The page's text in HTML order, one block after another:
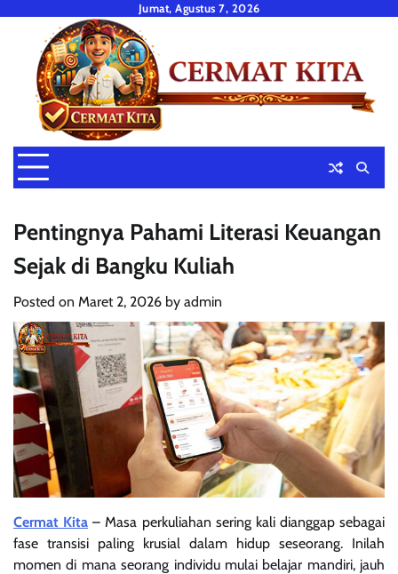
content
Jumat, Agustus 7, 2026
Pentingnya Pahami Literasi Keuangan
Sejak di Bangku Kuliah
Posted on Maret 2, 2026 by admin
Cermat Kita – Masa perkuliahan sering kali dianggap sebagai
fase transisi paling krusial dalam hidup seseorang. Inilah
momen di mana seorang individu mulai belajar mandiri, jauh